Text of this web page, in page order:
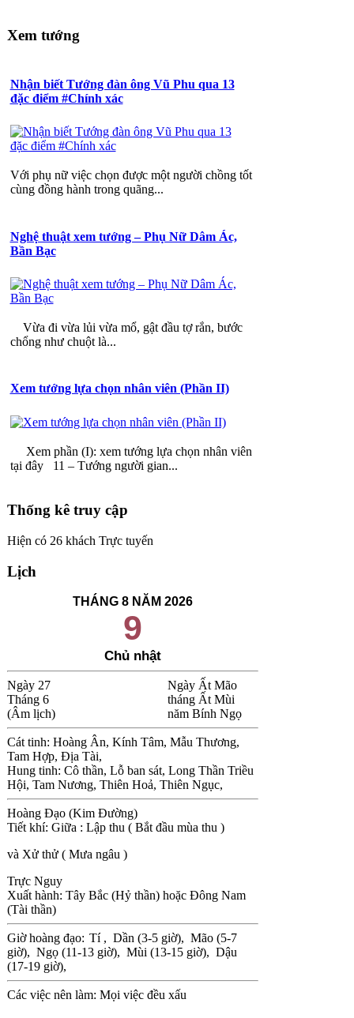
Xem tướng
Nhận biết Tướng đàn ông Vũ Phu qua 13
đặc điểm #Chính xác
Với phụ nữ việc chọn được một người chồng tốt
cùng đồng hành trong quãng...
Nghệ thuật xem tướng – Phụ Nữ Dâm Ác,
Bần Bạc
Vừa đi vừa lủi vừa mổ, gật đầu tợ rắn, bước
chổng như chuột là...
Xem tướng lựa chọn nhân viên (Phần II)
Xem phần (I): xem tướng lựa chọn nhân viên
tại đây 11 – Tướng người gian...
Thống kê truy cập
Hiện có 26 khách Trực tuyến
Lịch
THÁNG 8 NĂM 2026
9
Chủ nhật
Ngày 27
Tháng 6
(Âm lịch)
Ngày Ất Mão
tháng Ất Mùi
năm Bính Ngọ
Cát tinh: Hoàng Ân, Kính Tâm, Mẫu Thương,
Tam Hợp, Địa Tài,
Hung tinh: Cô thần, Lỗ ban sát, Long Thần Triều
Hội, Tam Nương, Thiên Hoả, Thiên Ngục,
Hoàng Đạo (Kim Đường)
Tiết khí: Giữa : Lập thu ( Bắt đầu mùa thu )
và Xử thử ( Mưa ngâu )
Trực Nguy
Xuất hành: Tây Bắc (Hỷ thần) hoặc Đông Nam
(Tài thần)
Giờ hoàng đạo: Tí , Dần (3-5 giờ), Mão (5-7
giờ), Ngọ (11-13 giờ), Mùi (13-15 giờ), Dậu
(17-19 giờ),
Các việc nên làm: Mọi việc đều xấu